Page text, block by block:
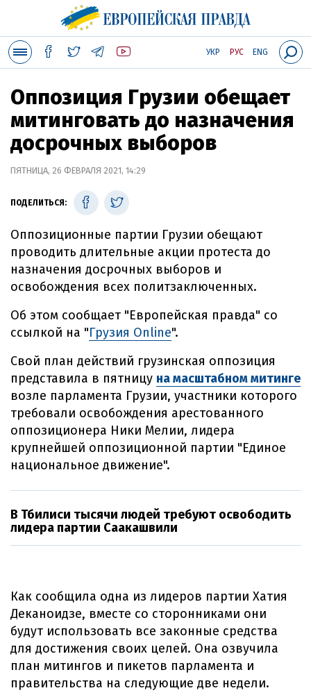
УКР РУС ENG
Оппозиция Грузии обещает
митинговать до назначения
досрочных выборов
ПЯТНИЦА, 26 ФЕВРАЛЯ 2021, 14:29
ПОДЕЛИТЬСЯ:
Оппозиционные партии Грузии обещают
проводить длительные акции протеста до
назначения досрочных выборов и
освобождения всех политзаключенных.
Об этом сообщает "Европейская правда" со
ссылкой на "Грузия Online".
Свой план действий грузинская оппозиция
представила в пятницу на масштабном митинге
возле парламента Грузии, участники которого
требовали освобождения арестованного
оппозиционера Ники Мелии, лидера
крупнейшей оппозиционной партии "Единое
национальное движение".
В Тбилиси тысячи людей требуют освободить
лидера партии Саакашвили
Как сообщила одна из лидеров партии Хатия
Деканоидзе, вместе со сторонниками они
будут использовать все законные средства
для достижения своих целей. Она озвучила
план митингов и пикетов парламента и
правительства на следующие две недели.